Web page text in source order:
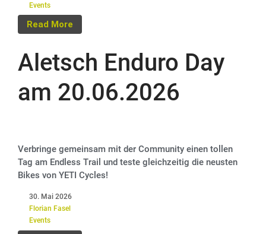
Events
Read More
Aletsch Enduro Day
am 20.06.2026
Verbringe gemeinsam mit der Community einen tollen
Tag am Endless Trail und teste gleichzeitig die neusten
Bikes von YETI Cycles!
30. Mai 2026
Florian Fasel
Events